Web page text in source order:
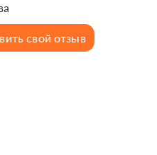
свой отзыв